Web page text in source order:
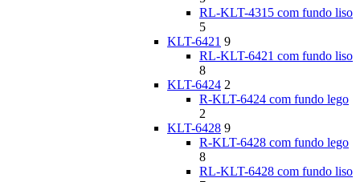
RL-KLT-4315 com fundo liso
5
KLT-6421 9
RL-KLT-6421 com fundo liso
8
KLT-6424 2
R-KLT-6424 com fundo lego
2
KLT-6428 9
R-KLT-6428 com fundo lego
8
RL-KLT-6428 com fundo liso